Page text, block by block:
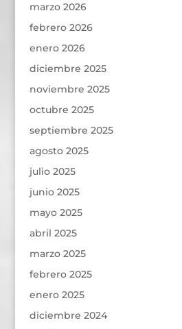
marzo 2026
febrero 2026
enero 2026
diciembre 2025
noviembre 2025
octubre 2025
septiembre 2025
agosto 2025
julio 2025
junio 2025
mayo 2025
abril 2025
marzo 2025
febrero 2025
enero 2025
diciembre 2024